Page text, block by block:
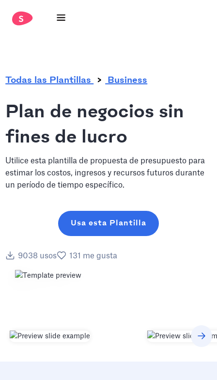
Todas las Plantillas Business
Plan de negocios sin
fines de lucro
Utilice esta plantilla de propuesta de presupuesto para
estimar los costos, ingresos y recursos futuros durante
un período de tiempo específico.
Usa esta Plantilla
9038 usos 131 me gusta